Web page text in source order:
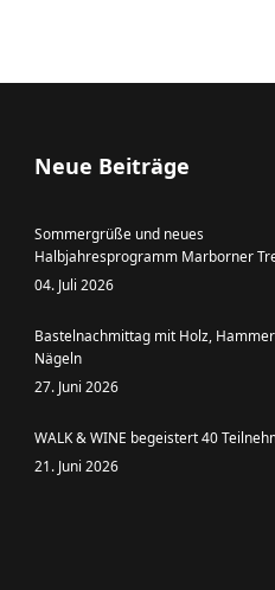
Neue Beiträge
Sommergrüße und neues
Halbjahresprogramm Marborner
04. Juli 2026
Bastelnachmittag mit Holz,
Nägeln
27. Juni 2026
WALK & WINE begeistert 40
21. Juni 2026